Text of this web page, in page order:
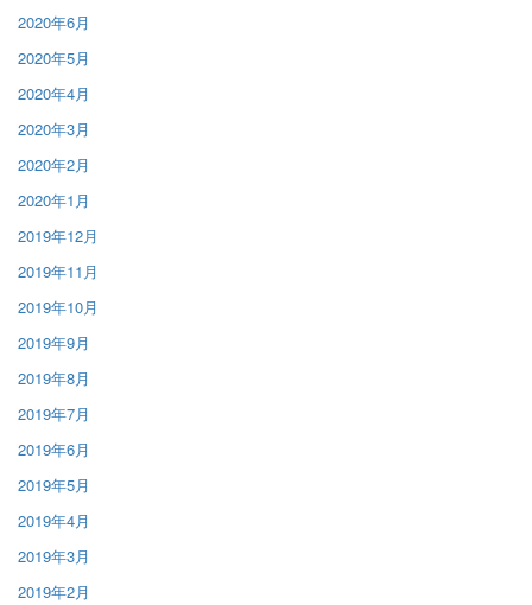
2020年6月
2020年5月
2020年4月
2020年3月
2020年2月
2020年1月
2019年12月
2019年11月
2019年10月
2019年9月
2019年8月
2019年7月
2019年6月
2019年5月
2019年4月
2019年3月
2019年2月